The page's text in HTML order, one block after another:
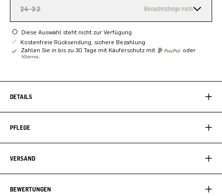
24-32 Benachrichtige mich
Diese Auswahl steht nicht zur Verfügung
Kostenfreie Rücksendung, sichere Bezahlung
Zahlen Sie in bis zu 30 Tage mit Käuferschutz mit
oder
DETAILS
PFLEGE
VERSAND
BEWERTUNGEN